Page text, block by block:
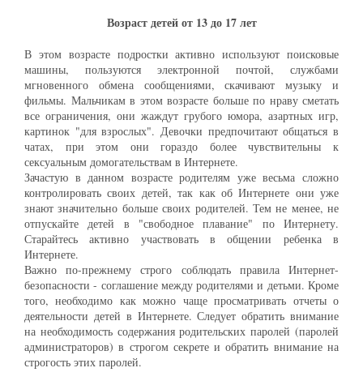
Возраст детей от 13 до 17 лет
В этом возрасте подростки активно используют поисковые
машины, пользуются электронной почтой, службами
мгновенного обмена сообщениями, скачивают музыку и
фильмы. Мальчикам в этом возрасте больше по нраву сметать
все ограничения, они жаждут грубого юмора, азартных игр,
картинок "для взрослых". Девочки предпочитают общаться в
чатах, при этом они гораздо более чувствительны к
сексуальным домогательствам в Интернете.
Зачастую в данном возрасте родителям уже весьма сложно
контролировать своих детей, так как об Интернете они уже
знают значительно больше своих родителей. Тем не менее, не
отпускайте детей в "свободное плавание" по Интернету.
Старайтесь активно участвовать в общении ребенка в
Интернете.
Важно по-прежнему строго соблюдать правила Интернет-
безопасности - соглашение между родителями и детьми. Кроме
того, необходимо как можно чаще просматривать отчеты о
деятельности детей в Интернете. Следует обратить внимание
на необходимость содержания родительских паролей (паролей
администраторов) в строгом секрете и обратить внимание на
строгость этих паролей.